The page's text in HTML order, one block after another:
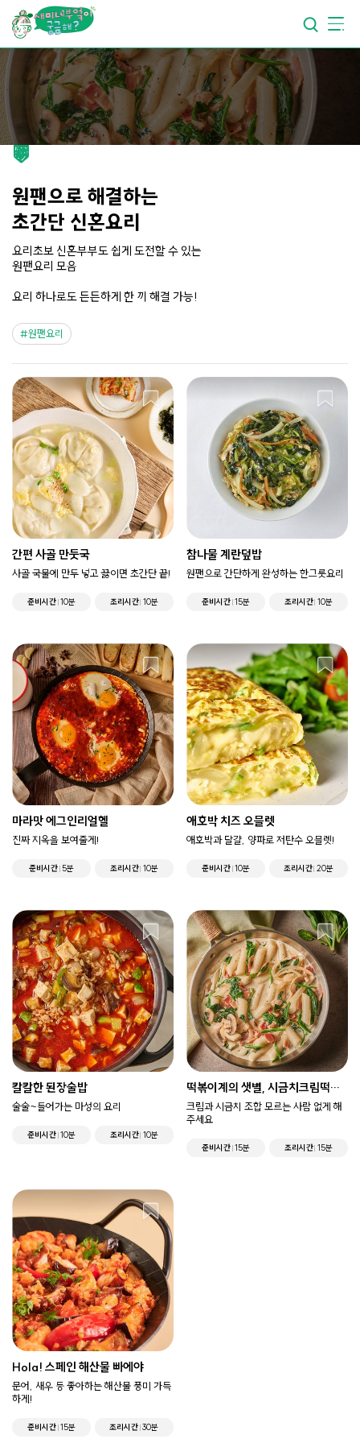
요리가건강해지는 부엌
요리가쉬워지는부엌
원팬으로 해결하는
초간단 신혼요리
요리초보 신혼부부도 쉽게 도전할 수 있는
원팬요리 모음
요리 하나로도 든든하게 한 끼 해결 가능!
원팬요리
간편 사골 만둣국
사골 국물에 만두 넣고 끓이면 초간단 끝!
준비시간 10분 조리시간 10분
참나물 계란덮밥
원팬으로 간단하게 완성하는 한그릇요리
준비시간 15분 조리시간 10분
마라맛 에그인리얼헬
진짜 지옥을 보여줄게!
준비시간 5분 조리시간 10분
애호박 치즈 오믈렛
애호박과 달걀, 양파로 저탄수 오믈렛!
준비시간 10분 조리시간 20분
칼칼한 된장술밥
술술~들어가는 마성의 요리
준비시간 10분 조리시간 10분
떡볶이계의 샛별, 시금치크림떡볶
이
크림과 시금치 조합 모르는 사람 없게 해
주세요
준비시간 15분 조리시간 15분
Hola! 스페인 해산물 빠에야
문어, 새우 등 좋아하는 해산물 풍미 가득
하게!
준비시간 15분 조리시간 30분